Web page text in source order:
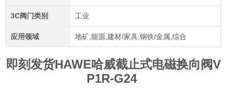
3C阀门类别 工业
应用领域 地矿,能源,建材/家具,钢铁/金属,综合
即刻发货HAWE哈威截止式电磁换向阀V
P1R-G24